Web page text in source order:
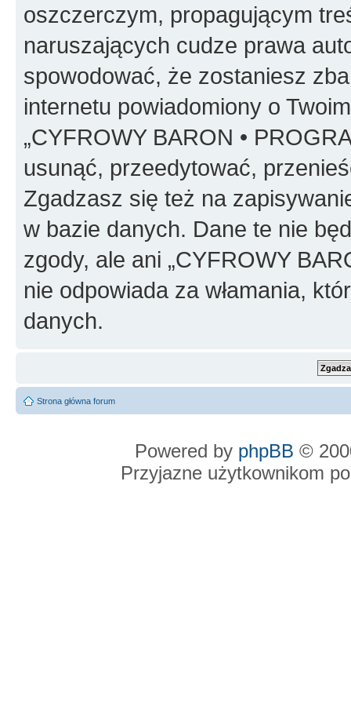
oszczerczym, propagującym
naruszających cudze prawa
spowodować, że zostaniesz
internetu powiadomiony o
„CYFROWY BARON •
usunąć, przeedytować,
Zgadzasz się też na
w bazie danych. Dane te nie
zgody, ale ani „CYFROWY
nie odpowiada za włamania,
danych.
Strona główna forum
Powered by phpBB ©
Przyjazne użytkownikom